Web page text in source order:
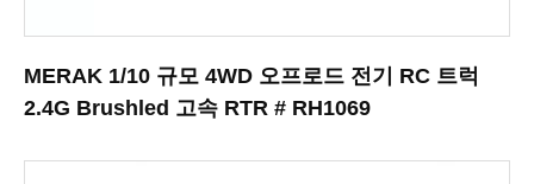
MERAK 1/10 규모 4WD 오프로드 전기 RC 트럭
2.4G Brushled 고속 RTR # RH1069